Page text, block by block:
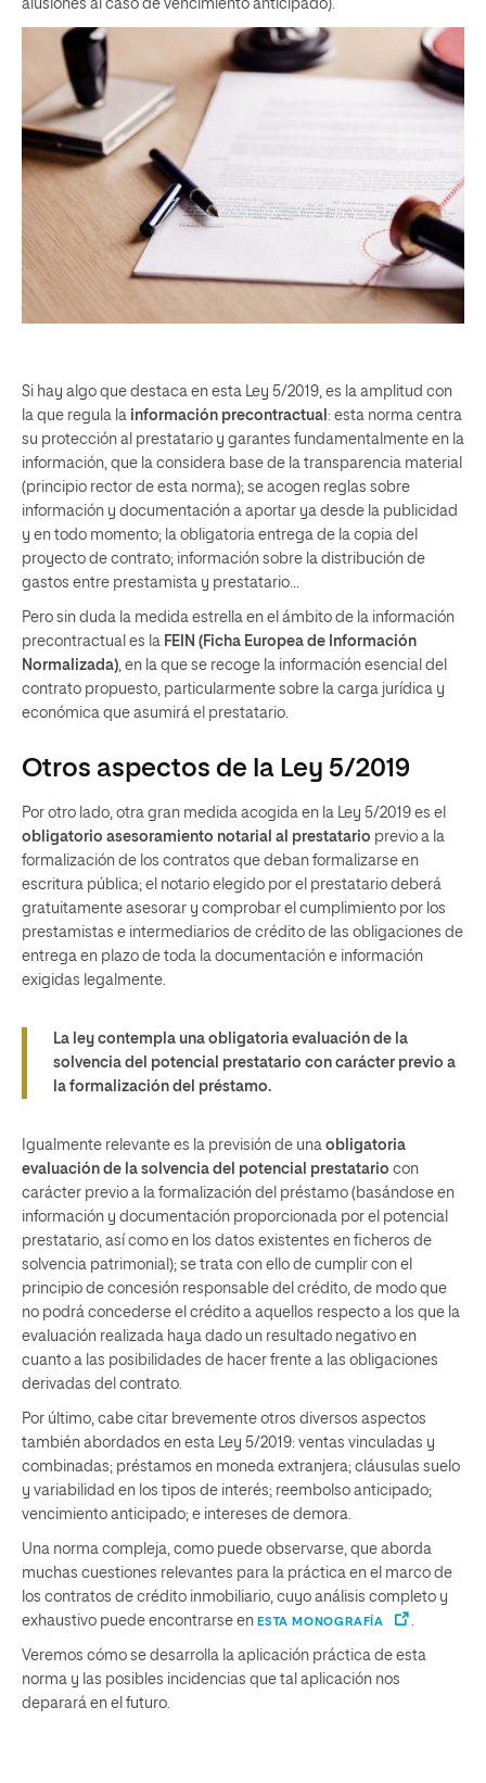
alusiones al caso de vencimiento anticipado).
Si hay algo que destaca en esta Ley 5/2019, es la amplitud con
la que regula la información precontractual : esta norma centra
su protección al prestatario y garantes fundamentalmente en la
información, que la considera base de la transparencia material
(principio rector de esta norma); se acogen reglas sobre
información y documentación a aportar ya desde la publicidad
y en todo momento; la obligatoria entrega de la copia del
proyecto de contrato; información sobre la distribución de
gastos entre prestamista y prestatario…
Pero sin duda la medida estrella en el ámbito de la información
precontractual es la FEIN (Ficha Europea de Información
Normalizada), en la que se recoge la información esencial del
contrato propuesto, particularmente sobre la carga jurídica y
económica que asumirá el prestatario.
Otros aspectos de la Ley 5/2019
Por otro lado, otra gran medida acogida en la Ley 5/2019 es el
obligatorio asesoramiento notarial al prestatario previo a la
formalización de los contratos que deban formalizarse en
escritura pública; el notario elegido por el prestatario deberá
gratuitamente asesorar y comprobar el cumplimiento por los
prestamistas e intermediarios de crédito de las obligaciones de
entrega en plazo de toda la documentación e información
exigidas legalmente.
La ley contempla una obligatoria evaluación de la
solvencia del potencial prestatario con carácter previo a
la formalización del préstamo.
Igualmente relevante es la previsión de una obligatoria
evaluación de la solvencia del potencial prestatario con
carácter previo a la formalización del préstamo (basándose en
información y documentación proporcionada por el potencial
prestatario, así como en los datos existentes en ficheros de
solvencia patrimonial); se trata con ello de cumplir con el
principio de concesión responsable del crédito, de modo que
no podrá concederse el crédito a aquellos respecto a los que la
evaluación realizada haya dado un resultado negativo en
cuanto a las posibilidades de hacer frente a las obligaciones
derivadas del contrato.
Por último, cabe citar brevemente otros diversos aspectos
también abordados en esta Ley 5/2019: ventas vinculadas y
combinadas; préstamos en moneda extranjera; cláusulas suelo
y variabilidad en los tipos de interés; reembolso anticipado;
vencimiento anticipado; e intereses de demora.
Una norma compleja, como puede observarse, que aborda
muchas cuestiones relevantes para la práctica en el marco de
los contratos de crédito inmobiliario, cuyo análisis completo y
exhaustivo puede encontrarse en ESTA MONOGRAFÍA .
Veremos cómo se desarrolla la aplicación práctica de esta
norma y las posibles incidencias que tal aplicación nos
deparará en el futuro.